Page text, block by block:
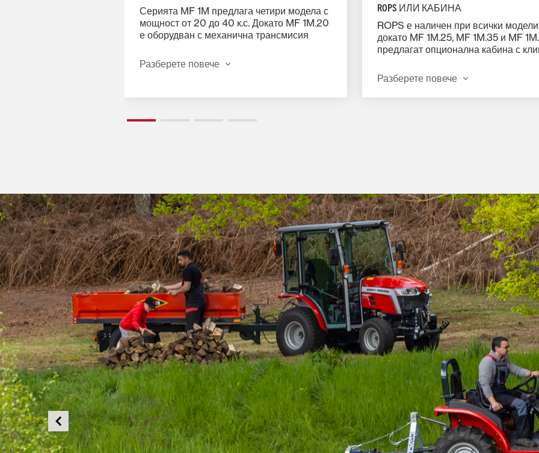
Серията MF 1M предлага четири модела с
мощност от 20 до 40 к.с. Докато MF 1M.20
е оборудван с механична трансмисия
три модела предлагат хидростатична
трансмисия за плавна, точна и лесна
вашата продуктивност.
Разберете повече
ROPS ИЛИ КАБИНА
ROPS е наличен при всички
докато MF 1M.25, MF 1M.35 и MF
предлагат опционална кабина с
отлична видимост и леснодостъпни
контроли, а регулируемата кормилна
колона гарантира удобна работна
Разберете повече